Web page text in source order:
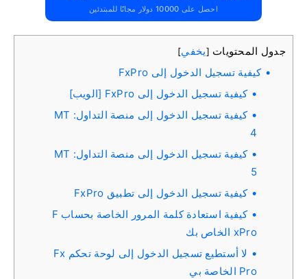
احصل على 10000 دولار مجانًا للمبتدئين
جدول المحتويات [يخفي]
كيفية تسجيل الدخول إلى FxPro
كيفية تسجيل الدخول إلى FxPro [الويب]
كيفية تسجيل الدخول إلى منصة التداول: MT
4
كيفية تسجيل الدخول إلى منصة التداول: MT
5
كيفية تسجيل الدخول إلى تطبيق FxPro
كيفية استعادة كلمة المرور الخاصة بحساب F
xPro الخاص بك
لا أستطيع تسجيل الدخول إلى لوحة تحكم Fx
Pro الخاصة بي